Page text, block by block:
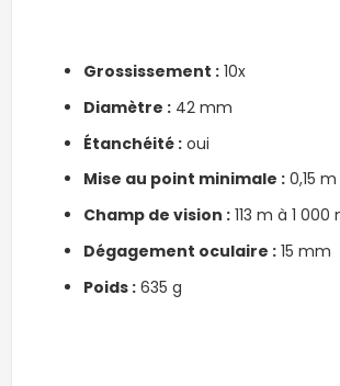
Grossissement : 10x
Diamètre : 42 mm
Étanchéité : oui
Mise au point minimale : 0,15 m
Champ de vision : 113 m à 1
Dégagement oculaire : 15 mm
Poids : 635 g